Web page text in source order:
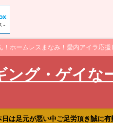
ホームレスまなみ！愛内アイラ応援
ング・ゲイな
は足元が悪い中ご足労頂き誠に有